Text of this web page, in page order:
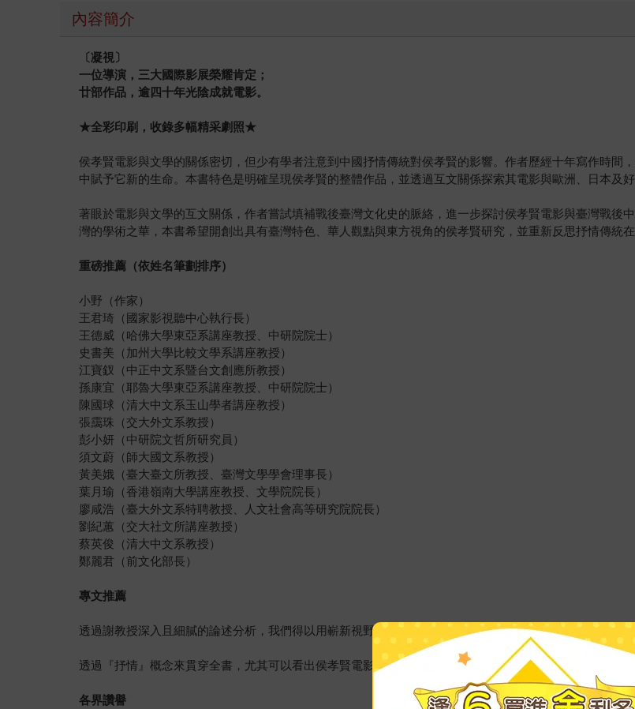
內容簡介
〔凝視〕
一位導演，三大國際影展榮耀肯定；
廿部作品，逾四十年光陰成就電影。
★全彩印刷，收錄多幅精采劇照★
侯孝賢電影與文學的關係密切，但少有學者注意到中國抒情傳統對侯孝賢的影響。作者歷經十年寫作時間
中賦予它新的生命。本書特色是明確呈現侯孝賢的整體作品，並透過互文關係探索其電影與歐洲、日本及
著眼於電影與文學的互文關係，作者嘗試填補戰後臺灣文化史的脈絡，進一步探討侯孝賢電影與臺灣戰後
灣的學術之華，本書希望開創出具有臺灣特色、華人觀點與東方視角的侯孝賢研究，並重新反思抒情傳統在
重磅推薦（依姓名筆劃排序）
小野（作家）
王君琦（國家影視聽中心執行長）
王德威（哈佛大學東亞系講座教授、中研院院士）
史書美（加州大學比較文學系講座教授）
江寶釵（中正中文系暨台文創應所教授）
孫康宜（耶魯大學東亞系講座教授、中研院院士）
陳國球（清大中文系玉山學者講座教授）
張靄珠（交大外文系教授）
彭小妍（中研院文哲所研究員）
須文蔚（師大國文系教授）
黃美娥（臺大臺文所教授、臺灣文學學會理事長）
葉月瑜（香港嶺南大學講座教授、文學院院長）
廖咸浩（臺大外文系特聘教授、人文社會高等研究院院長）
劉紀蕙（交大社文所講座教授）
蔡英俊（清大中文系教授）
鄭麗君（前文化部長）
專文推薦
透過謝教授深入且細膩的論述分析，我們得以用嶄新視野來觀看侯孝賢導演從臺灣新電影時期以來的長片
透過『抒情』概念來貫穿全書，尤其可以看出侯孝賢電影美學的隱秘脈絡，並以此與中國傳統美學相扣合
各界讚譽